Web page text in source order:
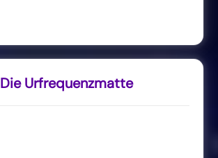
Die Urfrequenzmatte